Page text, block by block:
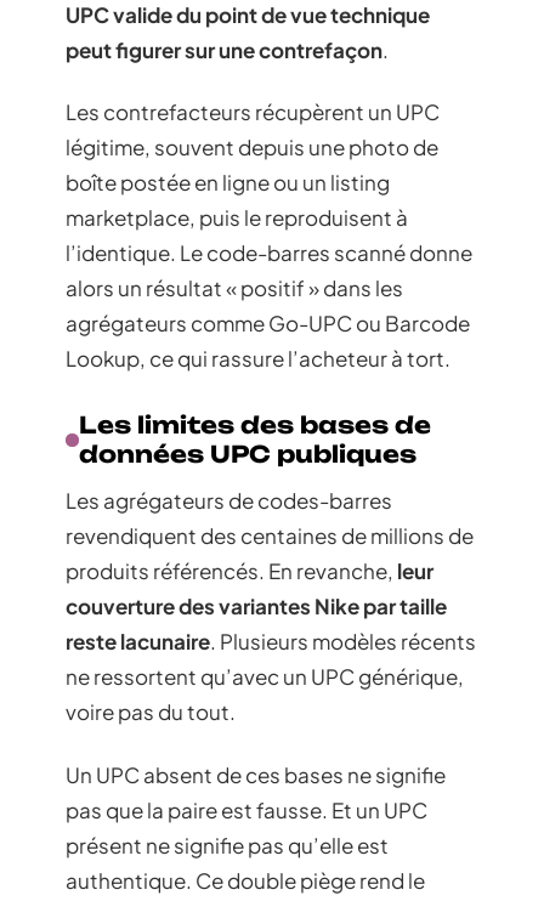
UPC valide du point de vue technique
peut figurer sur une contrefaçon.
Les contrefacteurs récupèrent un UPC
légitime, souvent depuis une photo de
boîte postée en ligne ou un listing
marketplace, puis le reproduisent à
l’identique. Le code-barres scanné donne
alors un résultat « positif » dans les
agrégateurs comme Go-UPC ou Barcode
Lookup, ce qui rassure l’acheteur à tort.
Les limites des bases de
données UPC publiques
Les agrégateurs de codes-barres
revendiquent des centaines de millions de
produits référencés. En revanche, leur
couverture des variantes Nike par taille
reste lacunaire. Plusieurs modèles récents
ne ressortent qu’avec un UPC générique,
voire pas du tout.
Un UPC absent de ces bases ne signifie
pas que la paire est fausse. Et un UPC
présent ne signifie pas qu’elle est
authentique. Ce double piège rend le